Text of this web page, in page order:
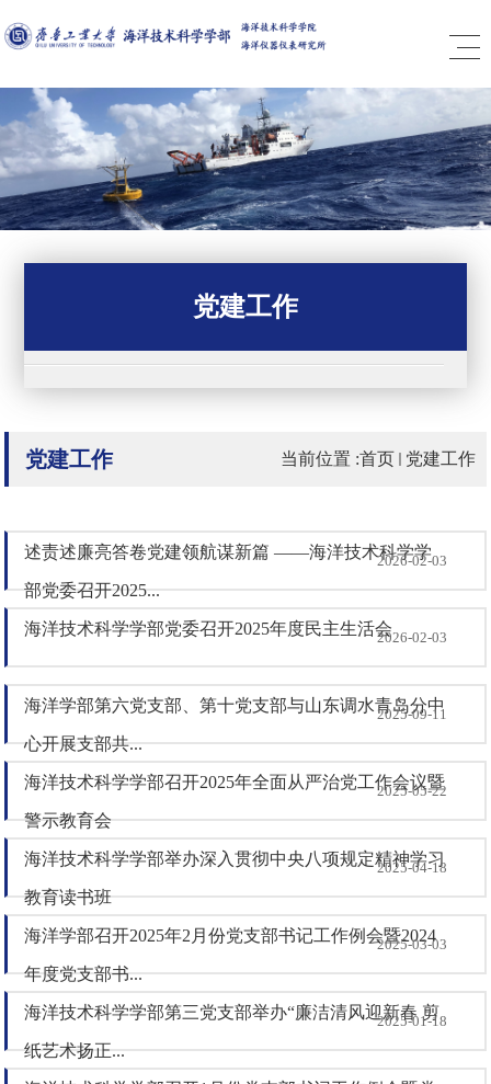
党建工作
党建工作 当前位置 :首页 党建工作
述责述廉亮答卷党建领航谋新篇 ——海洋技术科学学
部党委召开2025...
2026-02-03
海洋技术科学学部党委召开2025年度民主生活会2026-02-03
海洋学部第六党支部、第十党支部与山东调水青岛分中
心开展支部共...
2025-09-11
海洋技术科学学部召开2025年全面从严治党工作会议暨
警示教育会
2025-05-22
海洋技术科学学部举办深入贯彻中央八项规定精神学习
教育读书班
2025-04-18
海洋学部召开2025年2月份党支部书记工作例会暨2024
年度党支部书...
2025-03-03
海洋技术科学学部第三党支部举办“廉洁清风迎新春 剪
纸艺术扬正...
2025-01-18